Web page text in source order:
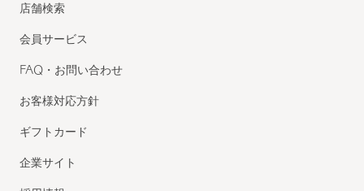
店舗検索
会員サービス
FAQ・お問い合わせ
お客様対応方針
ギフトカード
企業サイト